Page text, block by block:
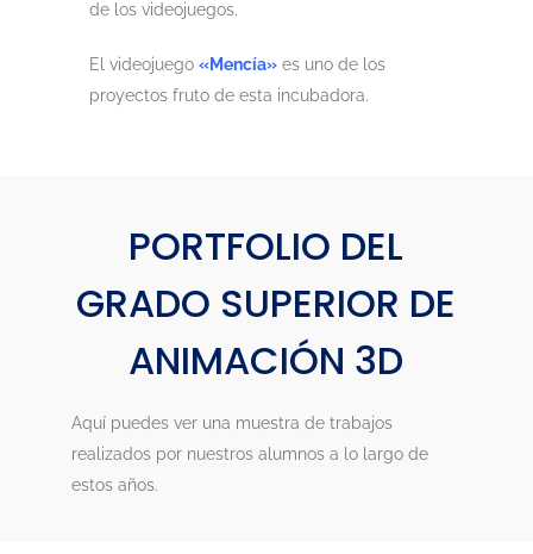
de los videojuegos.
El videojuego «Mencía»es uno de los
proyectos fruto de esta incubadora.
PORTFOLIO DEL
GRADO SUPERIOR DE
ANIMACIÓN 3D
Aquí puedes ver una muestra de trabajos
realizados por nuestros alumnos a lo largo de
estos años.